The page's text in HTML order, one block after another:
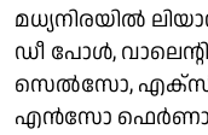
മധ്യനിരയില്‍
ഡീ പോള്‍,
സെല്‍സോ,
എന്‍സോ